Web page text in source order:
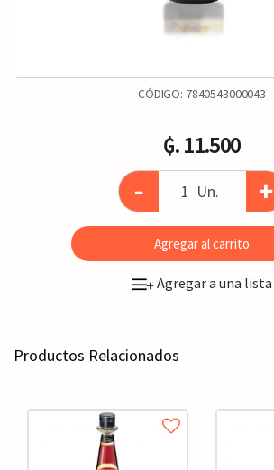
CÓDIGO: 7840543000043
₲. 11.500
- Un. +
Agregar al carrito
+Agregar a una lista
Productos Relacionados